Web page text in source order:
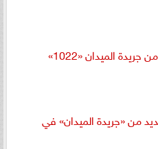
جريدة الميدان «1022»
من «جريدة الميدان» في